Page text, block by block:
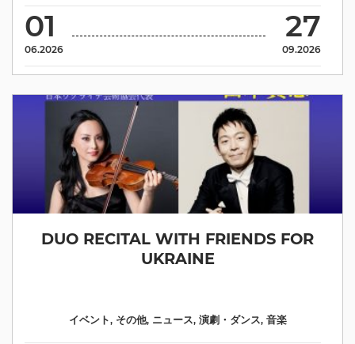
01
06.2026
27
09.2026
DUO RECITAL WITH FRIENDS FOR
UKRAINE
イベント, その他, ニュース, 演劇・ダンス, 音楽